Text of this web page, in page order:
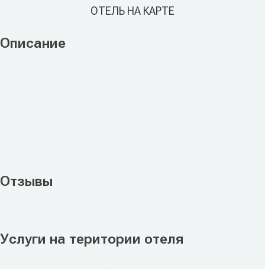
ОТЕЛЬ НА КАРТЕ
Описание
Отзывы
Услуги на територии отеля